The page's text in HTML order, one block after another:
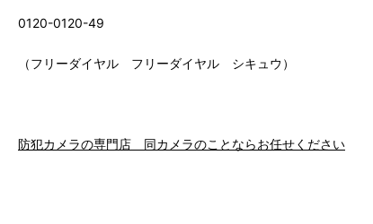
0120-0120-49
（フリーダイヤル フリーダイヤル シキュウ）
防犯カメラの専門店 同カメラのことならお任せください